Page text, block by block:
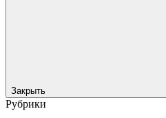
Закрыть
Рубрики